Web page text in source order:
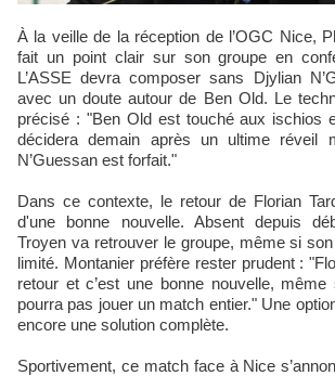
À la veille de la réception de l’OGC Nice,
fait un point clair sur son groupe en
L’ASSE devra composer sans Djylian
avec un doute autour de Ben Old. Le
précisé : "Ben Old est touché aux ischios
décidera demain après un ultime réveil
N’Guessan est forfait."
Dans ce contexte, le retour de Florian
d'une bonne nouvelle. Absent depuis
Troyen va retrouver le groupe, même si
limité. Montanier préfère rester prudent :
retour et c’est une bonne nouvelle, même
pourra pas jouer un match entier." Une
encore une solution complète.
Sportivement, ce match face à Nice